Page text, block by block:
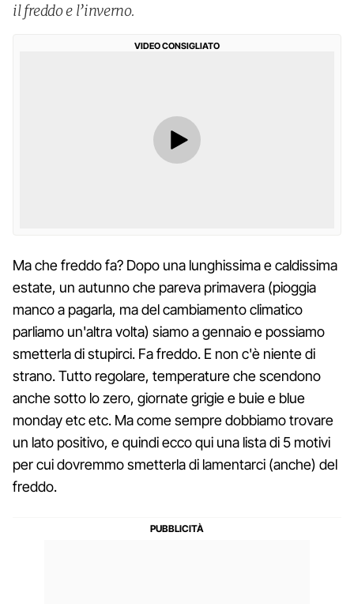
il freddo e l’inverno.
VIDEO CONSIGLIATO
Ma che freddo fa? Dopo una lunghissima e caldissima
estate, un autunno che pareva primavera (pioggia
manco a pagarla, ma del cambiamento climatico
parliamo un'altra volta) siamo a gennaio e possiamo
smetterla di stupirci. Fa freddo. E non c'è niente di
strano. Tutto regolare, temperature che scendono
anche sotto lo zero, giornate grigie e buie e blue
monday etc etc. Ma come sempre dobbiamo trovare
un lato positivo, e quindi ecco qui una lista di 5 motivi
per cui dovremmo smetterla di lamentarci (anche) del
freddo.